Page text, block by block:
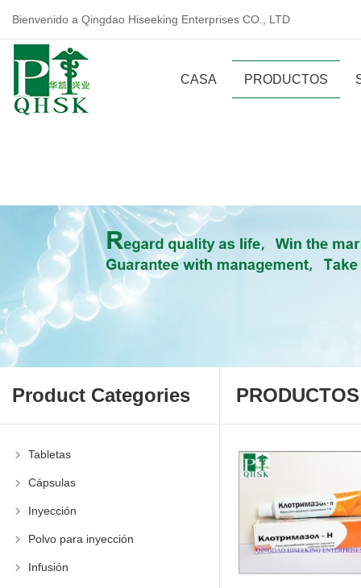
Bienvenido a Qingdao Hiseeking Enterprises CO., LTD
CASA PRODUCTOS
Product Categories PRODUCTOS
Tabletas
Cápsulas
Inyección
Polvo para inyección
Infusión